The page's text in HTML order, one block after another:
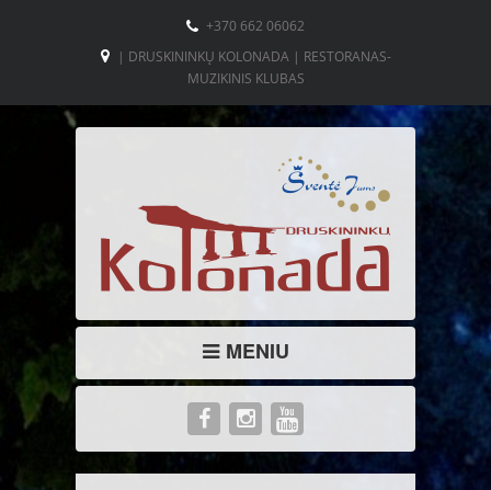
+370 662 06062
| DRUSKININKŲ KOLONADA | RESTORANAS-
MUZIKINIS KLUBAS
MENIU